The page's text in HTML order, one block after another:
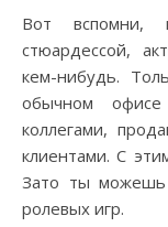
Вот вспомни,
стюардессой,
кем-нибудь.
обычном
коллегами,
клиентами. С
Зато ты
ролевых игр.